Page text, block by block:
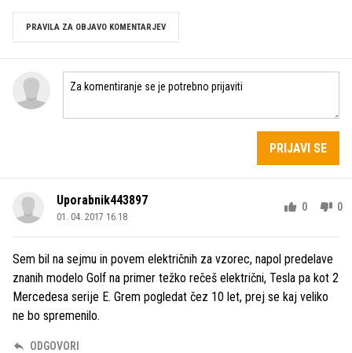
PRAVILA ZA OBJAVO KOMENTARJEV
PRIJAVI SE
Uporabnik443897
01. 04. 2017 16.18
0 0
Sem bil na sejmu in povem električnih za vzorec, napol predelave
znanih modelo Golf na primer težko rečeš električni, Tesla pa kot 2
Mercedesa serije E. Grem pogledat čez 10 let, prej se kaj veliko
ne bo spremenilo.
ODGOVORI